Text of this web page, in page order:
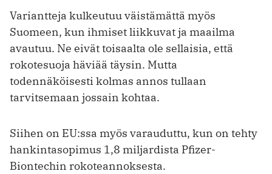
Variantteja kulkeutuu väistämättä myös
Suomeen, kun ihmiset liikkuvat ja maailma
avautuu. Ne eivät toisaalta ole sellaisia, että
rokotesuoja häviää täysin. Mutta
todennäköisesti kolmas annos tullaan
tarvitsemaan jossain kohtaa.
Siihen on EU:ssa myös varauduttu, kun on tehty
hankintasopimus 1,8 miljardista Pfizer-
Biontechin rokoteannoksesta.